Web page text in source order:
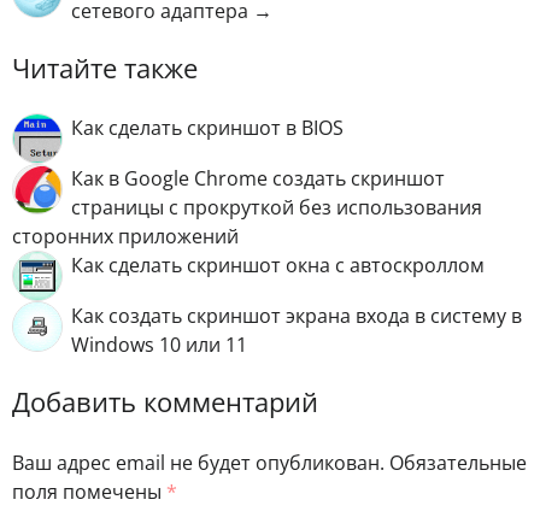
сетевого адаптера →
Читайте также
Как сделать скриншот в BIOS
Как в Google Chrome создать скриншот
страницы с прокруткой без использования
сторонних приложений
Как сделать скриншот окна с автоскроллом
Как создать скриншот экрана входа в систему в
Windows 10 или 11
Добавить комментарий
Ваш адрес email не будет опубликован. Обязательные
поля помечены *